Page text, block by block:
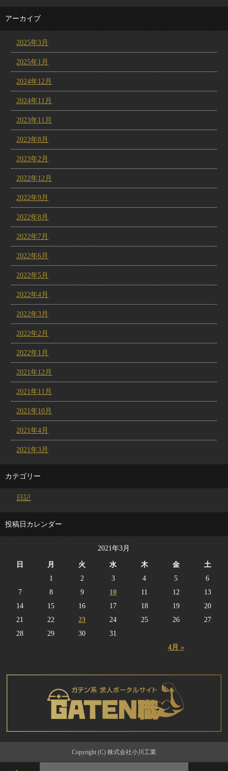
アーカイブ
2025年3月
2025年1月
2024年12月
2024年11月
2023年11月
2023年8月
2023年2月
2022年12月
2022年9月
2022年8月
2022年7月
2022年6月
2022年5月
2022年4月
2022年3月
2022年2月
2022年1月
2021年12月
2021年11月
2021年10月
2021年4月
2021年3月
カテゴリー
日記
投稿日カレンダー
2021年3月
日 月 火 水 木 金 土
4月 »
1 2 3 4 5
6
7
8 9 10 11 12
13
14
15 16 17 18 19
20
21
22 23 24 25 26
27
28
29 30 31
Copyright (C) 株式会社小川工業